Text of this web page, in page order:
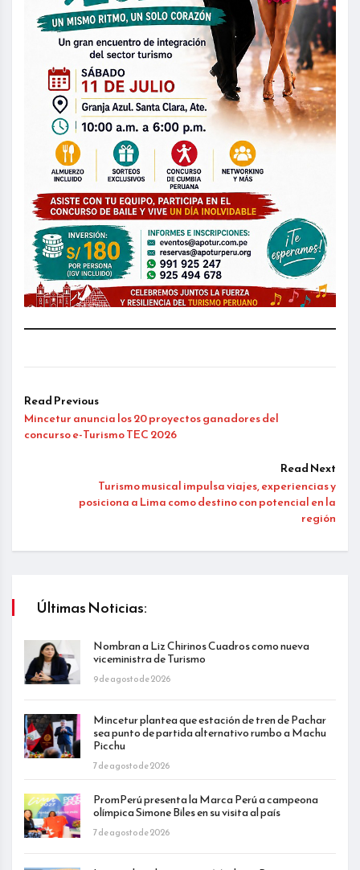
Read Previous
Mincetur anuncia los 20 proyectos ganadores del
concurso e-Turismo TEC 2026
Read Next
Turismo musical impulsa viajes, experiencias y
posiciona a Lima como destino con potencial en la
región
Últimas Noticias:
Nombran a Liz Chirinos Cuadros como nueva
viceministra de Turismo
9 de agosto de 2026
Mincetur plantea que estación de tren de Pachar
sea punto de partida alternativo rumbo a Machu
Picchu
7 de agosto de 2026
PromPerú presenta la Marca Perú a campeona
olímpica Simone Biles en su visita al país
7 de agosto de 2026